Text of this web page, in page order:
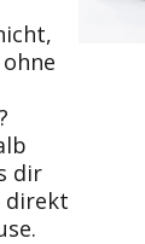
dir
direkt